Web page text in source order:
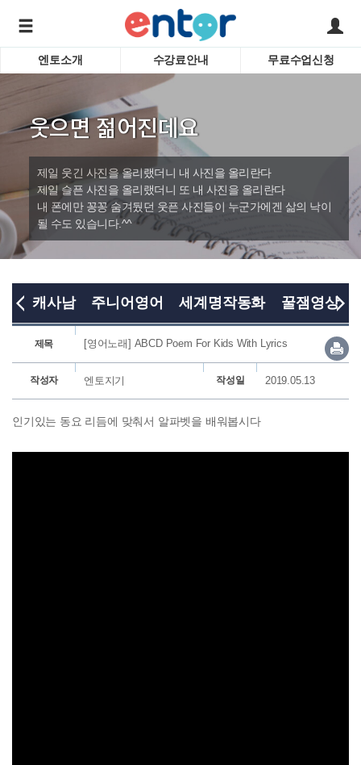
학습도우미 G1
바로가기
서비스안내
어린이
영자신
수업교
엔토소개 수강료안내 무료수업신청
웃으면 젊어진데요
제일 웃긴 사진을 올리랬더니 내 사진을 올리란다
제일 슬픈 사진을 올리랬더니 또 내 사진을 올리란다
내 폰에만 꽁꽁 숨겨뒀던 웃픈 사진들이 누군가에겐 삶의 낙이
될 수도 있습니다.^^
캐사남 주니어영어 세계명작동화 꿀잼영상
제목 [영어노래] ABCD Poem For Kids With Lyrics
작성자 엔토지기 작성일 2019.05.13
인기있는 동요 리듬에 맞춰서 알파벳을 배워봅시다